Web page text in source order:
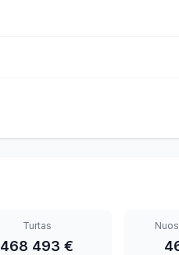
Turtas
468 493 €